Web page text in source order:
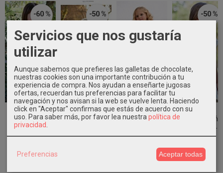
-60 %
Conjunto niña
ceremonia
camiseta y...
21,16 €
52,90 €
-50 %
Vestido
ceremonia niña
44,95 €
Vestido
ceremonia niña
81,90 €
-50 %
Vestido
ceremonia niña
en plumeti...
29,95 €
59,90 €
Servicios que nos gustaría
utilizar
Aunque sabemos que prefieres las galletas de chocolate,
nuestras cookies son una importante contribución a tu
experiencia de compra. Nos ayudan a enseñarte jugosas
ofertas, recuerdan tus preferencias para facilitar tu
navegación y nos avisan si la web se vuelve lenta. Haciendo
click en "Aceptar" confirmas que estás de acuerdo con su
uso. Para saber más, por favor lea nuestra política de
privacidad
Preferencias Aceptar todas